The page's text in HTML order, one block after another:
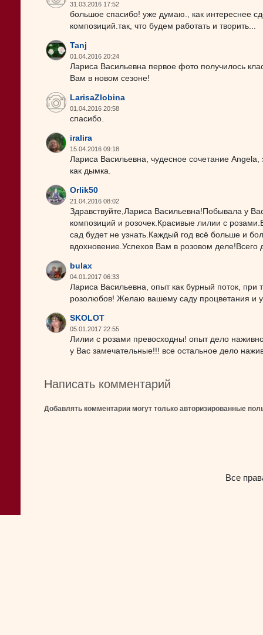
31.03.2016 17:52
большое спасибо! уже думаю., как интереснее
композиций.так, что будем работать и творить...
Tanj
01.04.2016 20:24
Лариса Васильевна первое фото получилось
Вам в новом сезоне!
LarisaZlobina
01.04.2016 20:58
спасибо.
iralira
15.04.2016 09:18
Лариса Васильевна, чудесное сочетание
как дымка.
Orlik50
21.04.2016 08:02
Здравствуйте,Лариса Васильевна!Побывала у
композиций и розочек.Красивые лилии с
сад будет не узнать.Каждый год всё больше и
вдохновение.Успехов Вам в розовом деле!Всего
bulax
04.01.2017 06:33
Лариса Васильевна, опыт как бурный поток,
розолюбов! Желаю вашему саду процветания и
SKOLOT
05.01.2017 22:55
Лилии с розами превосходны! опыт дело
у Вас замечательные!!! все остальное дело
Написать комментарий
Добавлять комментарии могут только авторизированные
Все